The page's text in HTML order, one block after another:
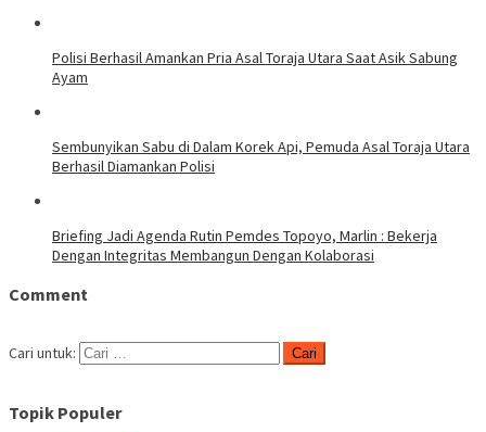
Polisi Berhasil Amankan Pria Asal Toraja Utara Saat Asik Sabung
Ayam
Sembunyikan Sabu di Dalam Korek Api, Pemuda Asal Toraja Utara
Berhasil Diamankan Polisi
Briefing Jadi Agenda Rutin Pemdes Topoyo, Marlin : Bekerja
Dengan Integritas Membangun Dengan Kolaborasi
Comment
Cari untuk:
Topik Populer